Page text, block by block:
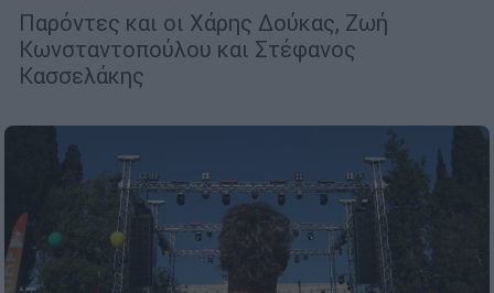
Παρόντες και οι Χάρης Δούκας, Ζωή
Κωνσταντοπούλου και Στέφανος
Κασσελάκης